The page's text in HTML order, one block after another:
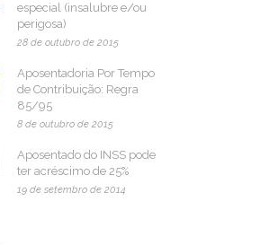
especial (insalubre e/ou
perigosa)
28 de outubro de 2015
Aposentadoria Por Tempo
de Contribuição: Regra
85/95
8 de outubro de 2015
Aposentado do INSS pode
ter acréscimo de 25%
19 de setembro de 2014